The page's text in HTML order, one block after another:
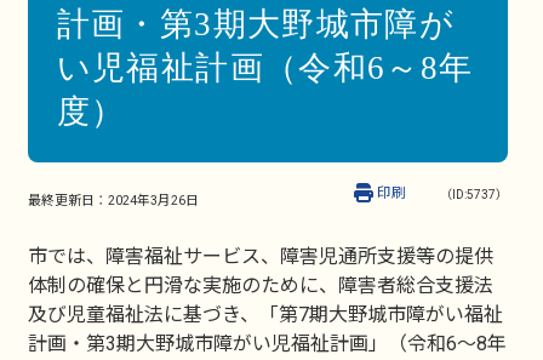
計画・第3期大野城市障が
い児福祉計画（令和6～8年
度）
最終更新日： 2024年3月26日 （ID:5737）
印刷
市では、障害福祉サービス、障害児通所支援等の提供
体制の確保と円滑な実施のために、障害者総合支援法
及び児童福祉法に基づき、「第7期大野城市障がい福祉
計画・第3期大野城市障がい児福祉計画」（令和6～8年